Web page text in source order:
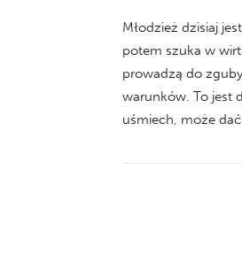
Młodzież dzisiaj
potem szuka w
prowadzą do
warunków. To jest
uśmiech, może